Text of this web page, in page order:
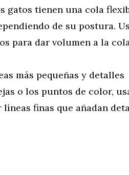
gatos tienen una cola
de su postura.
para dar volumen a la
más pequeñas y detalles
o los puntos de color,
finas que añadan